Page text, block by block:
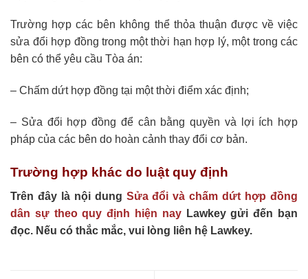
Trường hợp các bên không thể thỏa thuận được về việc
sửa đổi hợp đồng trong một thời hạn hợp lý, một trong các
bên có thể yêu cầu Tòa án:
– Chấm dứt hợp đồng tại một thời điểm xác định;
– Sửa đổi hợp đồng để cân bằng quyền và lợi ích hợp
pháp của các bên do hoàn cảnh thay đổi cơ bản.
Trường hợp khác do luật quy định
Trên đây là nội dung Sửa đổi và chấm dứt hợp đồng
dân sự theo quy định hiện nayLawkey gửi đến bạn
đọc. Nếu có thắc mắc, vui lòng liên hệ Lawkey.